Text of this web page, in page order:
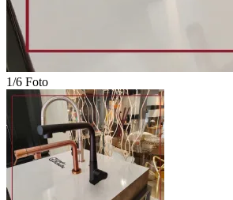
1/6 Foto